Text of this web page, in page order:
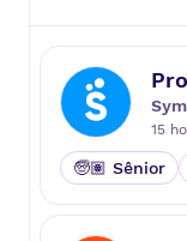
15
🧓🏽 Sênior